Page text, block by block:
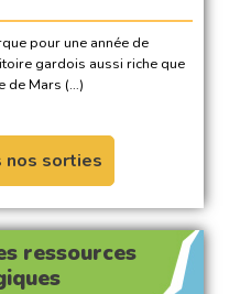
pour une année de
gardois aussi riche que
de Mars (…)
nos sorties
ressources